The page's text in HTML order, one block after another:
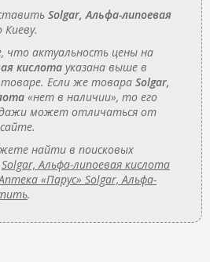
Solgar, Альфа-липоевая
Киеву.
что актуальность цены на
кислота указана выше в
Если же товара Solgar,
«нет в наличии», то его
может отличаться от
найти в поисковых
Solgar, Альфа-липоевая кислота
«Парус» Solgar, Альфа-
.